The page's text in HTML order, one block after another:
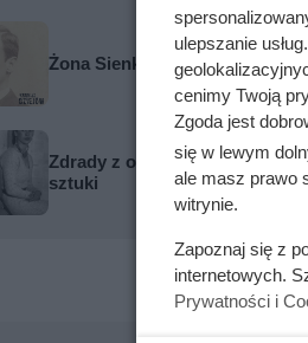
Żona Sienkiewicza uciekła
Zdrady z obojgiem płci i
sztuki
ulepszanie
cenimy Twoją
Zgoda jest
się w lewym
ale masz prawo
witrynie.
Zapoznaj się z
internetowych.
Prywatności i